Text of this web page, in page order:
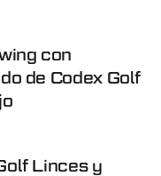
con
de Codex Golf
Linces y